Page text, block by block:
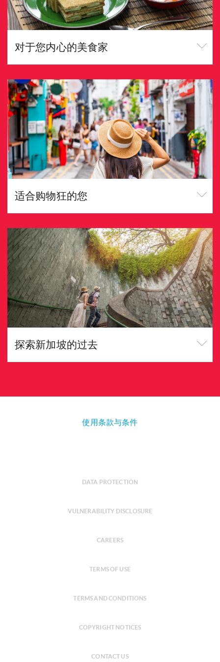
对于您内心的美食家
适合购物狂的您
探索新加坡的过去
使用条款与条件
DATA PROTECTION
VULNERABILITY DISCLOSURE
CAREERS
TERMS OF USE
TERMS AND CONDITIONS
COPYRIGHT NOTICES
CONTACT US